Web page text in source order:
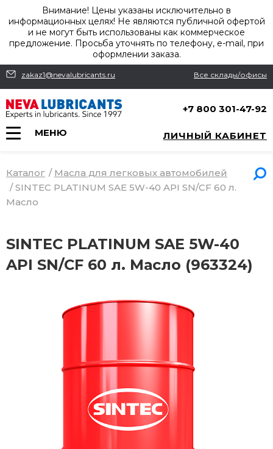
Внимание! Цены указаны исключительно в
информационных целях! Не являются публичной офертой
и не могут быть использованы как коммерческое
предложение. Просьба уточнять по телефону, e-mail, при
оформлении заказа.
zakaz1@nevalubricants.ru Все склады/офисы
+7 800 301-47-92
МЕНЮ ЛИЧНЫЙ КАБИНЕТ
Каталог / Масла для легковых автомобилей
/ SINTEC PLATINUM SAE 5W-40 API SN/CF 60 л.
Масло
SINTEC PLATINUM SAE 5W-40
API SN/CF 60 л. Масло (963324)